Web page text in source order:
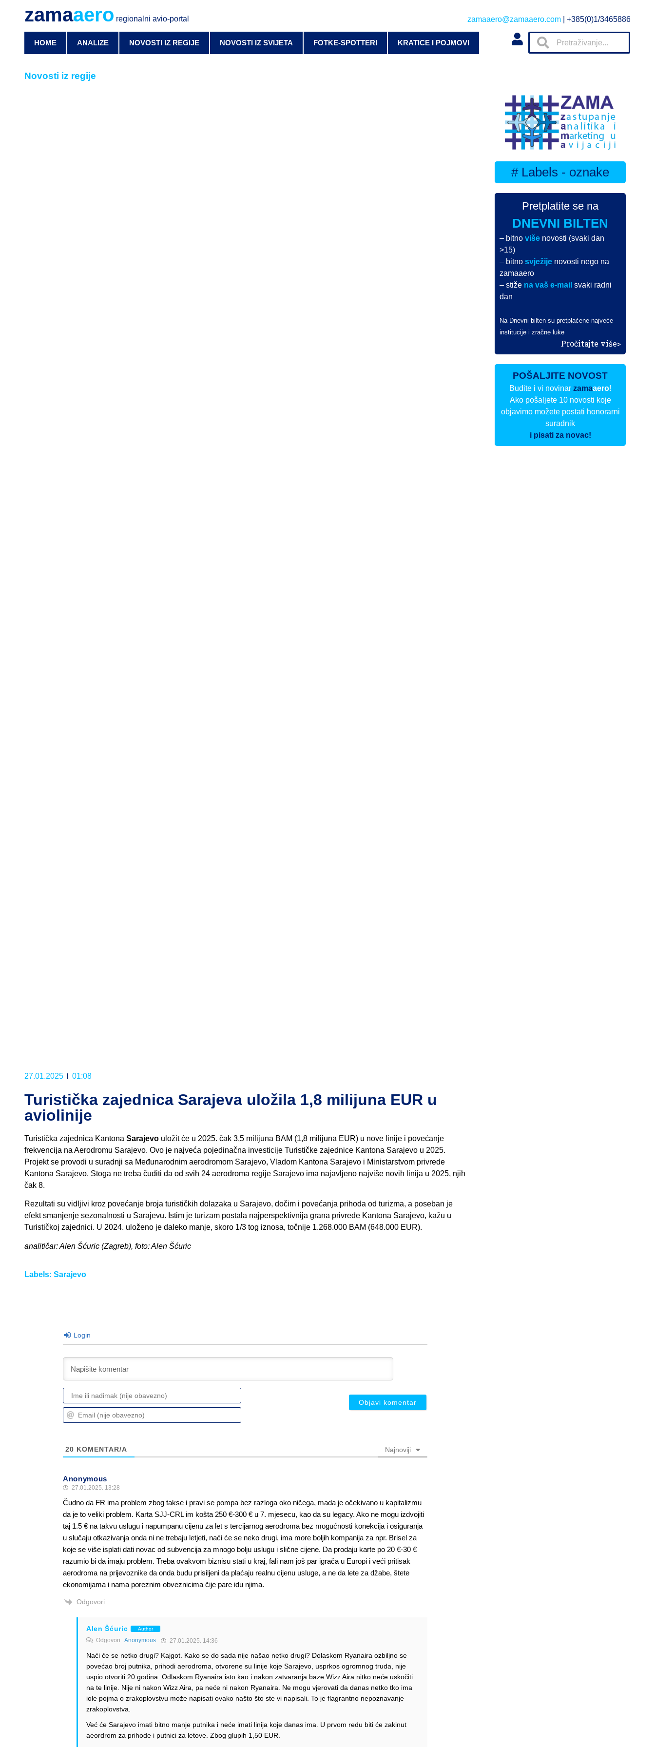
zamaaero regionalni avio-portal zamaaero@zamaaero.com | +385(0)1/3465886
HOME ANALIZE NOVOSTI IZ REGIJE NOVOSTI IZ SVIJETA FOTKE-SPOTTERI KRATICE I POJMOVI
Novosti iz regije
27.01.2025 01:08
Turistička zajednica Sarajeva uložila 1,8 milijuna EUR u
aviolinije
Turistička zajednica Kantona Sarajevo uložit će u 2025. čak 3,5 milijuna BAM (1,8 milijuna EUR) u nove linije i povećanje
frekvencija na Aerodromu Sarajevo. Ovo je najveća pojedinačna investicije Turističke zajednice Kantona Sarajevo u 2025.
Projekt se provodi u suradnji sa Međunarodnim aerodromom Sarajevo, Vladom Kantona Sarajevo i Ministarstvom privrede
Kantona Sarajevo. Stoga ne treba čuditi da od svih 24 aerodroma regije Sarajevo ima najavljeno najviše novih linija u 2025, njih
čak 8.
Rezultati su vidljivi kroz povećanje broja turističkih dolazaka u Sarajevo, dočim i povećanja prihoda od turizma, a poseban je
efekt smanjenje sezonalnosti u Sarajevu. Istim je turizam postala najperspektivnija grana privrede Kantona Sarajevo, kažu u
Turističkoj zajednici. U 2024. uloženo je daleko manje, skoro 1/3 tog iznosa, točnije 1.268.000 BAM (648.000 EUR).
analitičar: Alen Šćuric (Zagreb), foto: Alen Šćuric
Labels: Sarajevo
Login
Ime
ili
nadimak
Email
(nije
20 KOMENTAR/A Najnoviji
Anonymous
27.01.2025. 13:28
Čudno da FR ima problem zbog takse i pravi se pompa bez razloga oko ničega, mada je očekivano u kapitalizmu
da je to veliki problem. Karta SJJ-CRL im košta 250 €-300 € u 7. mjesecu, kao da su legacy. Ako ne mogu izdvojiti
taj 1.5 € na takvu uslugu i napumpanu cijenu za let s tercijarnog aerodroma bez mogućnosti konekcija i osiguranja
u slučaju otkazivanja onda ni ne trebaju letjeti, naći će se neko drugi, ima more boljih kompanija za npr. Brisel za
koje se više isplati dati novac od subvencija za mnogo bolju uslugu i slične cijene. Da prodaju karte po 20 €-30 €
razumio bi da imaju problem. Treba ovakvom biznisu stati u kraj, fali nam još par igrača u Europi i veći pritisak
aerodroma na prijevoznike da onda budu prisiljeni da plaćaju realnu cijenu usluge, a ne da lete za džabe, štete
ekonomijama i nama poreznim obveznicima čije pare idu njima.
Odgovori
Alen Šćuric Author
Odgovori Anonymous 27.01.2025. 14:36
Naći će se netko drugi? Kajgot. Kako se do sada nije našao netko drugi? Dolaskom Ryanaira ozbiljno se
povećao broj putnika, prihodi aerodroma, otvorene su linije koje Sarajevo, usprkos ogromnog truda, nije
uspio otvoriti 20 godina. Odlaskom Ryanaira isto kao i nakon zatvaranja baze Wizz Aira nitko neće uskočiti
na te linije. Nije ni nakon Wizz Aira, pa neće ni nakon Ryanaira. Ne mogu vjerovati da danas netko tko ima
iole pojma o zrakoplovstvu može napisati ovako našto što ste vi napisali. To je flagrantno nepoznavanje
zrakoplovstva.
Već će Sarajevo imati bitno manje putnika i neće imati linija koje danas ima. U prvom redu biti će zakinut
aeordrom za prihode i putnici za letove. Zbog glupih 1,50 EUR.
# Labels - oznake
Pretplatite se na
DNEVNI BILTEN
– bitnoviše novosti (svaki dan
>15)
– bitnosvježije novosti nego na
zamaaero
– stiže na vaš e-mail svaki radni
dan
Na Dnevni bilten su pretplaćene najveće
institucije i zračne luke
Pročitajte više>
POŠALJITE NOVOST
Budite i vi novinarzamaaero!
Ako pošaljete 10 novosti koje
objavimo možete postati honorarni
suradnik
i pisati za novac!